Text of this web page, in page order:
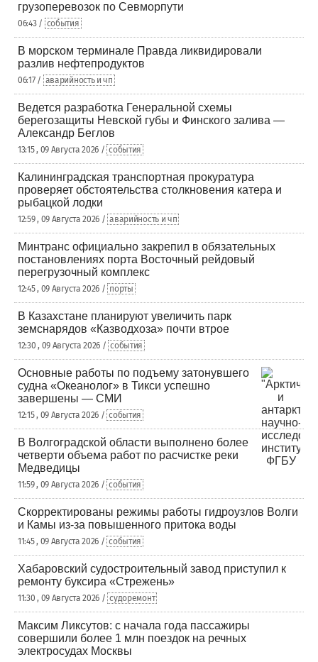
грузоперевозок по Севморпути
06:43 / события
В морском терминале Правда ликвидировали
разлив нефтепродуктов
06:17 / аварийность и чп
Ведется разработка Генеральной схемы
берегозащиты Невской губы и Финского залива —
Александр Беглов
13:15 , 09 Августа 2026 / события
Калининградская транспортная прокуратура
проверяет обстоятельства столкновения катера и
рыбацкой лодки
12:59 , 09 Августа 2026 / аварийность и чп
Минтранс официально закрепил в обязательных
постановлениях порта Восточный рейдовый
перегрузочный комплекс
12:45 , 09 Августа 2026 / порты
В Казахстане планируют увеличить парк
земснарядов «Казводхоза» почти втрое
12:30 , 09 Августа 2026 / события
Основные работы по подъему затонувшего
судна «Океанолог» в Тикси успешно
завершены — СМИ
12:15 , 09 Августа 2026 / события
В Волгоградской области выполнено более
четверти объема работ по расчистке реки
Медведицы
11:59 , 09 Августа 2026 / события
Скорректированы режимы работы гидроузлов Волги
и Камы из-за повышенного притока воды
11:45 , 09 Августа 2026 / события
Хабаровский судостроительный завод приступил к
ремонту буксира «Стрежень»
11:30 , 09 Августа 2026 / судоремонт
Максим Ликсутов: с начала года пассажиры
совершили более 1 млн поездок на речных
электросудах Москвы